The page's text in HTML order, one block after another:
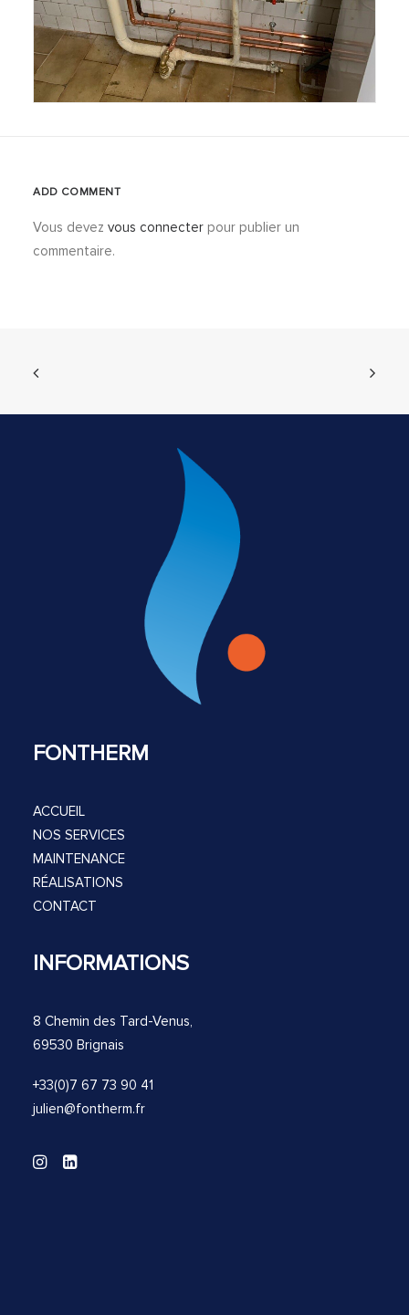
ADD COMMENT
Vous devez vous connecter pour publier un
commentaire.
FONTHERM
ACCUEIL
NOS SERVICES
MAINTENANCE
RÉALISATIONS
CONTACT
INFORMATIONS
8 Chemin des Tard-Venus,
69530 Brignais
+33(0)7 67 73 90 41
julien@fontherm.fr